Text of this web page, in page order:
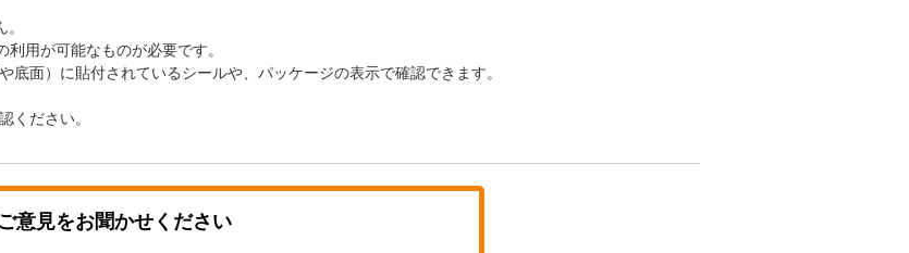
利用が可能なものが必要です。
底面）に貼付されているシールや、パッケージの表示で確認できます。
ください。
意見をお聞かせください